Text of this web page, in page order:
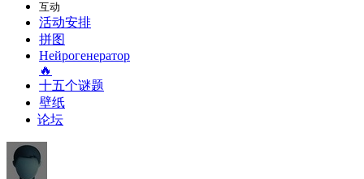
互动
活动安排
拼图
Нейрогенератор
🔥
十五个谜题
壁纸
论坛